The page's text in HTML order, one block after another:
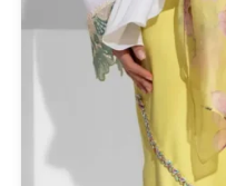
Cotazur Swimwear
CRUEL
Cruel Accessories